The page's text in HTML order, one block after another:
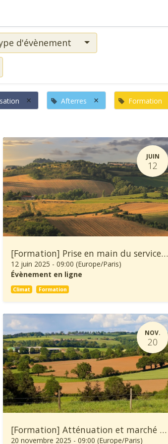
d'évènement
× Afterres × Formation
JUIN
12
[Formation] Prise en main du service climatique Climadiag Agriculture
12 juin 2025 - 09:00 (Europe/Paris)
Évènement en ligne
Climat Formation
NOV.
20
[Formation] Atténuation et marché carbone en agriculture
20 novembre 2025 - 09:00 (Europe/Paris)